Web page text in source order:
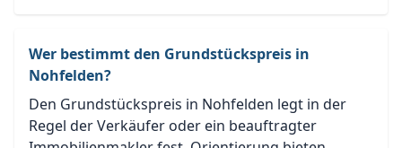
Wer bestimmt den Grundstückspreis in
Nohfelden?
Den Grundstückspreis in Nohfelden legt in der
Regel der Verkäufer oder ein beauftragter